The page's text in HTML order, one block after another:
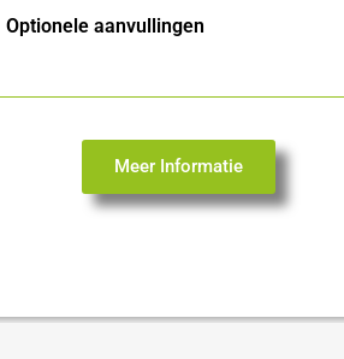
Optionele aanvullingen
Meer Informatie